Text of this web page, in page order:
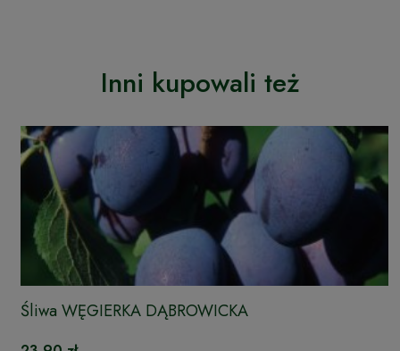
Inni kupowali też
Śliwa WĘGIERKA DĄBROWICKA